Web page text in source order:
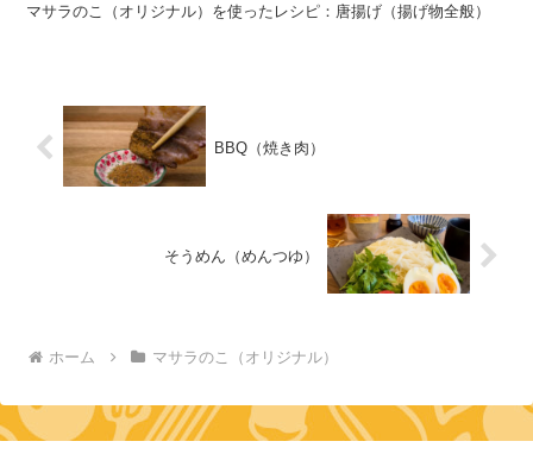
マサラのこ（オリジナル）を使ったレシピ：唐揚げ（揚げ物全般）
BBQ（焼き肉）
そうめん（めんつゆ）
ホーム マサラのこ（オリジナル）